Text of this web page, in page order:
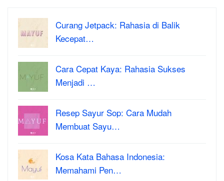
Curang Jetpack: Rahasia di Balik
Kecepat…
Cara Cepat Kaya: Rahasia Sukses
Menjadi …
Resep Sayur Sop: Cara Mudah
Membuat Sayu…
Kosa Kata Bahasa Indonesia:
Memahami Pen…